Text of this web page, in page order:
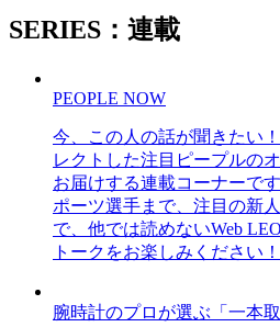
SERIES：連載
PEOPLE NOW
今、この人の話が聞きたい
レクトした注目ピープルの
お届けする連載コーナーで
ポーツ選手まで、注目の新
で、他では読めないWeb
トークをお楽しみください！
腕時計のプロが選ぶ「一本